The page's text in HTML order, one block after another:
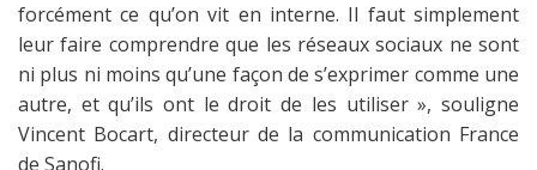
forcément ce qu’on vit en interne. Il faut simplement
leur faire comprendre que les réseaux sociaux ne sont
ni plus ni moins qu’une façon de s’exprimer comme une
autre, et qu’ils ont le droit de les utiliser », souligne
Vincent Bocart, directeur de la communication France
de Sanofi.